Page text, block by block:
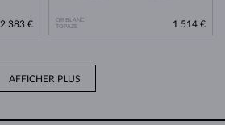
2 383 €
OR BLANC
TOPAZE
1 514 €
AFFICHER PLUS